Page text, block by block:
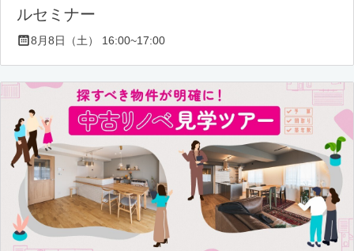
ルセミナー
8月8日（土） 16:00~17:00